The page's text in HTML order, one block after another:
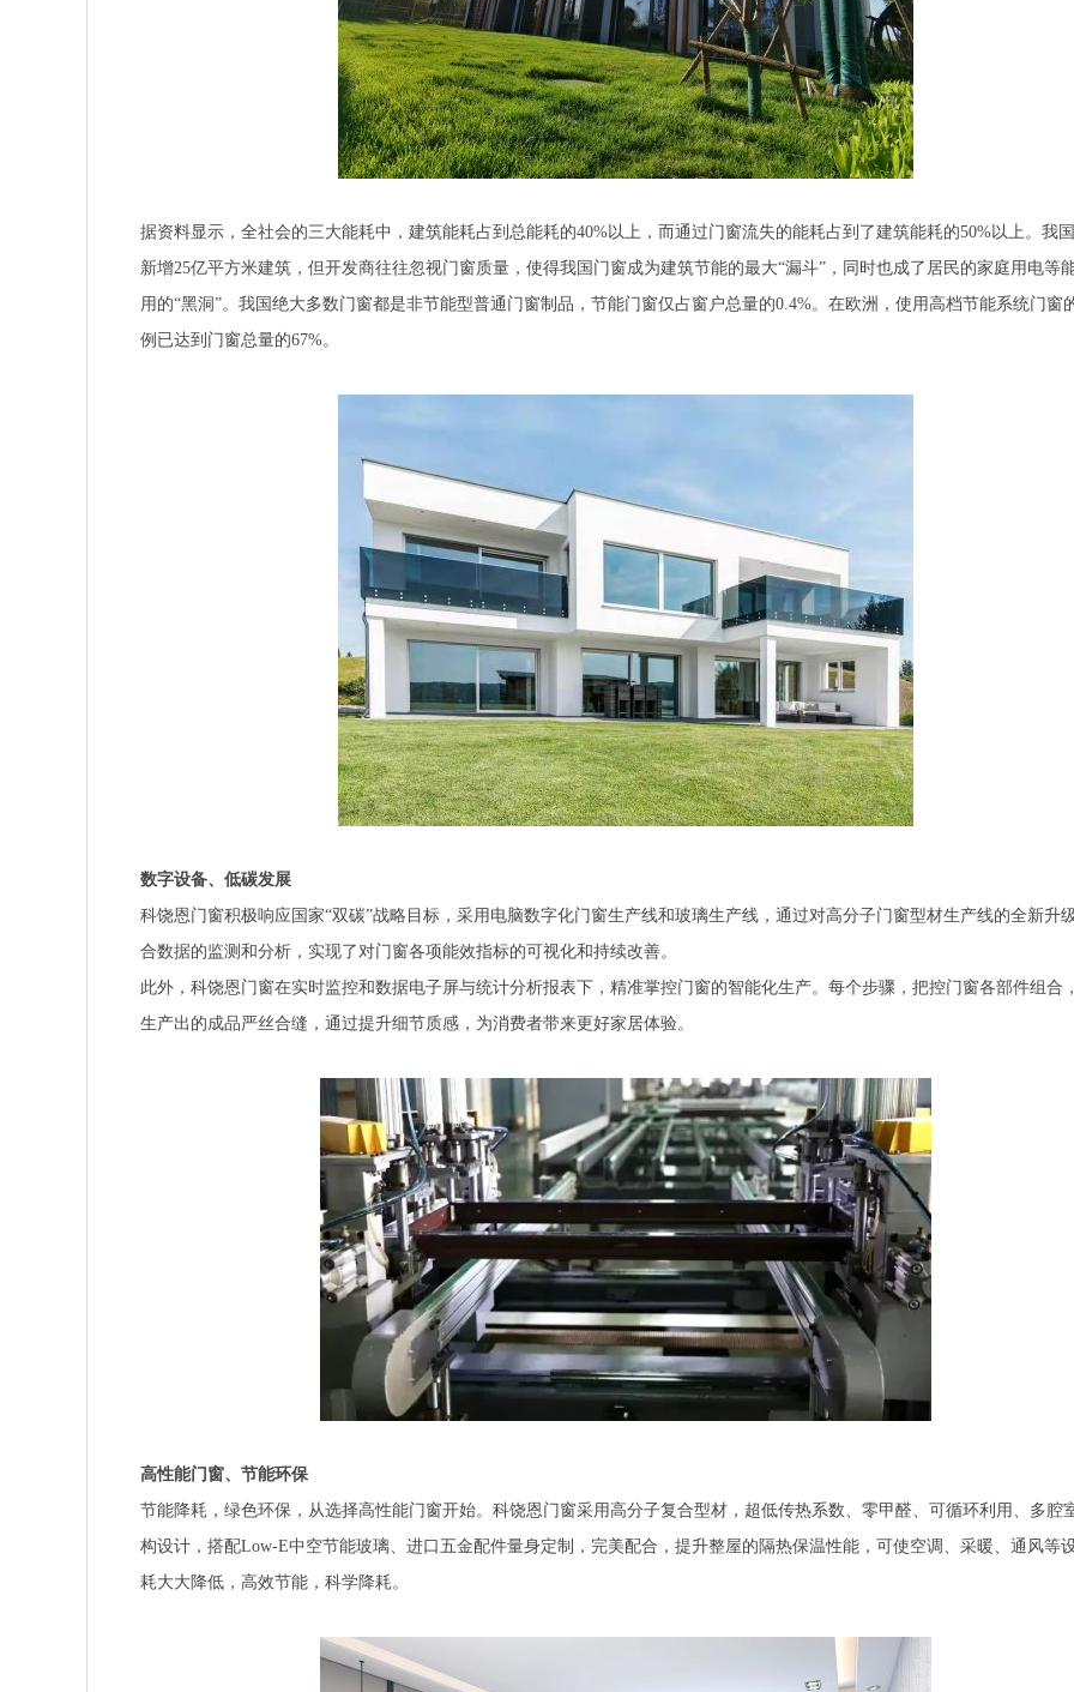
据资料显示，全社会的三大能耗中，建筑能耗占到总能耗的40%以上，而通过门窗流失的能耗占到了建筑能耗的50%以上。我
新增25亿平方米建筑，但开发商往往忽视门窗质量，使得我国门窗成为建筑节能的最大“漏斗”，同时也成了居民的家庭用电等
用的“黑洞”。我国绝大多数门窗都是非节能型普通门窗制品，节能门窗仅占窗户总量的0.4%。在欧洲，使用高档节能系统门窗
例已达到门窗总量的67%。
数字设备、低碳发展
科饶恩门窗积极响应国家“双碳”战略目标，采用电脑数字化门窗生产线和玻璃生产线，通过对高分子门窗型材生产线的全新升
合数据的监测和分析，实现了对门窗各项能效指标的可视化和持续改善。
此外，科饶恩门窗在实时监控和数据电子屏与统计分析报表下，精准掌控门窗的智能化生产。每个步骤，把控门窗各部件组合
生产出的成品严丝合缝，通过提升细节质感，为消费者带来更好家居体验。
高性能门窗、节能环保
节能降耗，绿色环保，从选择高性能门窗开始。科饶恩门窗采用高分子复合型材，超低传热系数、零甲醛、可循环利用、多腔
构设计，搭配Low-E中空节能玻璃、进口五金配件量身定制，完美配合，提升整屋的隔热保温性能，可使空调、采暖、通风等
耗大大降低，高效节能，科学降耗。